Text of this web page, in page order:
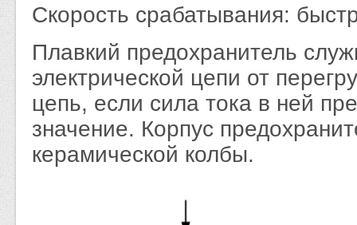
Скорость срабатывания:
Плавкий предохранитель
электрической цепи от
цепь, если сила тока в ней
значение. Корпус
керамической колбы.